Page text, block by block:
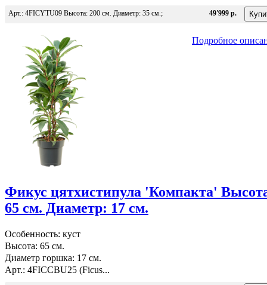
Арт.: 4FICYTU09 Высота: 200 см. Диаметр: 35 см.; 49'999 р.
Подробное
Фикус цятхистипула 'Компакта'
65 см. Диаметр: 17 см.
Особенность: куст
Высота: 65 см.
Диаметр горшка: 17 см.
Арт.: 4FICCBU25 (Ficus...